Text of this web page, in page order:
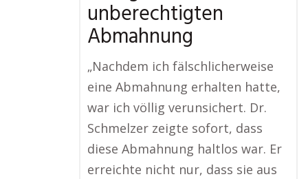
unberechtigten
Abmahnung
„Nachdem ich fälschlicherweise
eine Abmahnung erhalten hatte,
war ich völlig verunsichert. Dr.
Schmelzer zeigte sofort, dass
diese Abmahnung haltlos war. Er
erreichte nicht nur, dass sie aus